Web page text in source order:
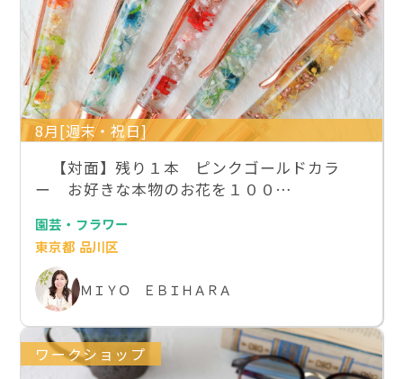
8月[週末・祝日]
【対面】残り１本 ピンクゴールドカラ
ー お好きな本物のお花を１００…
園芸・フラワー
東京都 品川区
ＭＩＹＯ ＥＢＩＨＡＲＡ
ワークショップ